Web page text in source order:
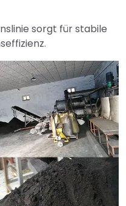
sorgt für stabile